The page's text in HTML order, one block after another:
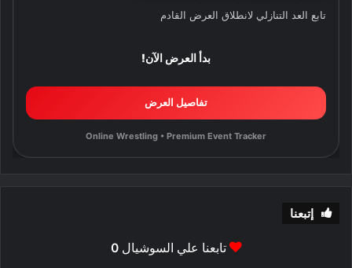
تابع العد التنازلي لانطلاق العرض القادم
بدأ العرض الآن!
تفاصيل العرض
Online Wrestling • Premium Event Tracker
إتبعنا
تابعنا علي السوشيال0